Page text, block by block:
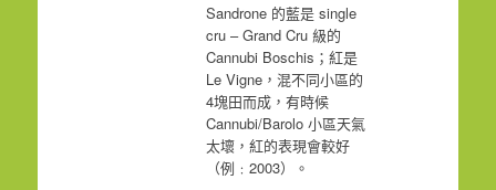
Sandrone 的藍是 single
cru – Grand Cru 級的
Cannubi Boschis；紅是
Le Vigne，混不同小區的
4塊田而成，有時候
Cannubi/Barolo 小區天氣
太壞，紅的表現會較好
（例﹕2003）。